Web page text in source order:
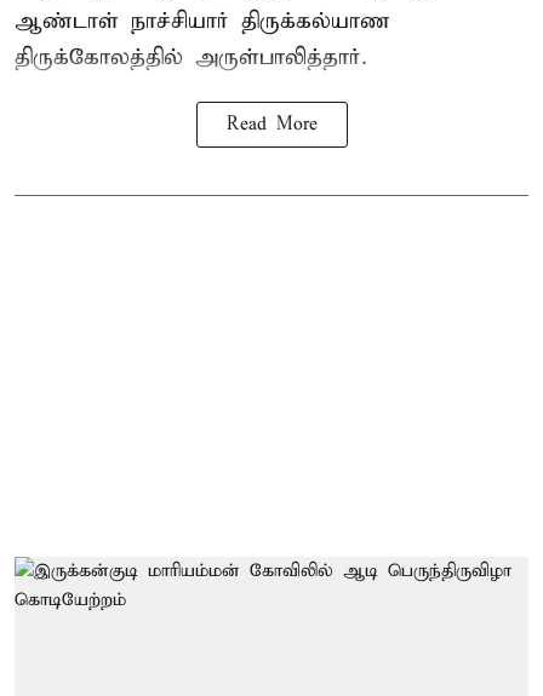
ஆண்டாள் நாச்சியார் திருக்கல்யாண
திருக்கோலத்தில் அருள்பாலித்தார்.
Read More